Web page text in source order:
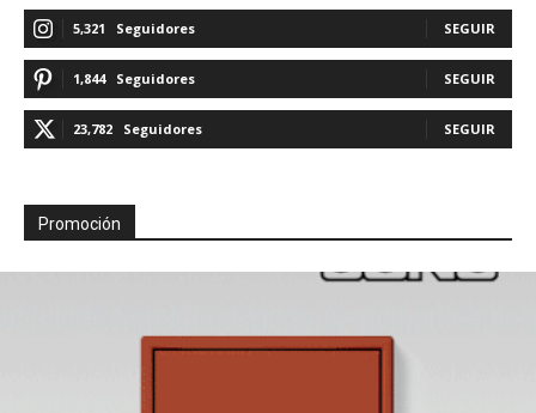
5,321 Seguidores SEGUIR
1,844 Seguidores SEGUIR
23,782 Seguidores SEGUIR
Promoción